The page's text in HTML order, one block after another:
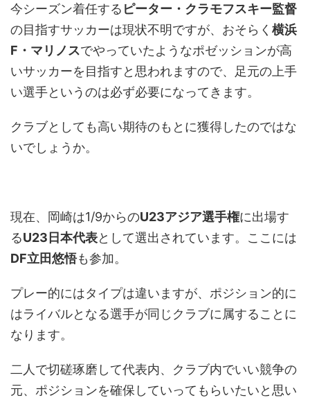
今シーズン着任する ピーター・クラモフスキー監督
の目指すサッカーは現状不明ですが、おそらく 横浜
F・マリノスでやっていたようなポゼッションが高
いサッカーを目指すと思われますので、足元の上手
い選手というのは必ず必要になってきます。
クラブとしても高い期待のもとに獲得したのではな
いでしょうか。
現在、岡崎は1/9からのU23アジア選手権に出場す
るU23日本代表として選出されています。ここには
DF立田悠悟も参加。
プレー的にはタイプは違いますが、ポジション的に
はライバルとなる選手が同じクラブに属することに
なります。
二人で切磋琢磨して代表内、クラブ内でいい競争の
元、ポジションを確保していってもらいたいと思い